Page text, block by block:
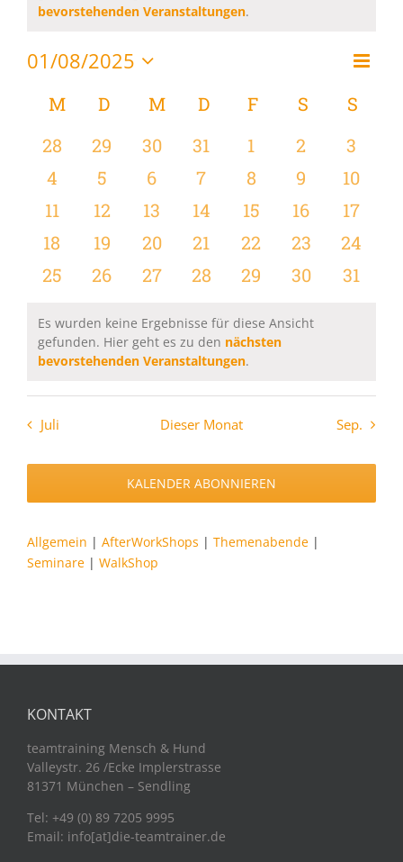
bevorstehenden Veranstaltungen.
Monat
01/08/2025
wählen.
Kalender
von
Veranstaltungen
MMONTAG
D DIENSTAG
MMITTWOCH
D DONNERSTAG
F FREITAG
S SAMSTAG
S
0
Veranstaltungen
28
0
Veranstaltungen
29
0
Veranstaltungen
30
0
Veranstaltungen
31
0
Veranstaltungen
1
0
2
0
3
0
Veranstaltungen
4
0
Veranstaltungen
5
0
Veranstaltungen
6
0
Veranstaltungen
7
0
Veranstaltungen
8
0
9
0
10
0
Veranstaltungen
11
0
Veranstaltungen
12
0
Veranstaltungen
13
0
Veranstaltungen
14
0
Veranstaltungen
15
0
16
0
17
0
Veranstaltungen
18
0
Veranstaltungen
19
0
Veranstaltungen
20
0
Veranstaltungen
21
0
Veranstaltungen
22
0
23
0
24
0
25
0
26
0
27
0
28
0
29
0
30
0
31
Hinweis
Es wurden keine Ergebnisse für diese Ansicht
gefunden. Hier geht es zu den nächsten
bevorstehenden Veranstaltungen.
Juli Dieser Monat Sep.
KALENDER ABONNIEREN
Allgemein | AfterWorkShops | Themenabende |
Seminare | WalkShop
KONTAKT
teamtraining Mensch & Hund
Valleystr. 26 /Ecke Implerstrasse
81371 München – Sendling
Tel: +49 (0) 89 7205 9995
Email: info[at]die-teamtrainer.de